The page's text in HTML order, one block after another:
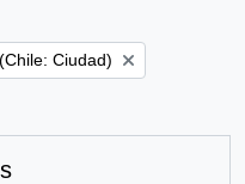
Ciudad)